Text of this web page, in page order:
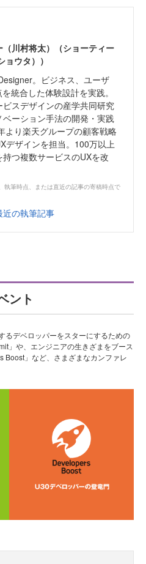
（川村将太）（ショーティー
ョウタ））
。ビジネス、ユーザ
統合した体験設計を実践。
ビスデザインの産学共同研究
ベーション手法の開発・実践
より楽天グループの顧客戦略
デザインを担当。100万以上
つ複数サービスのUXを改
執筆時点、または直近の記事の寄稿時点で
近の執筆記事
ント
るデベロッパーをスターにするための
」や、エンジニアの生きざまをブース
Boost」など、さまざまなカンファレ